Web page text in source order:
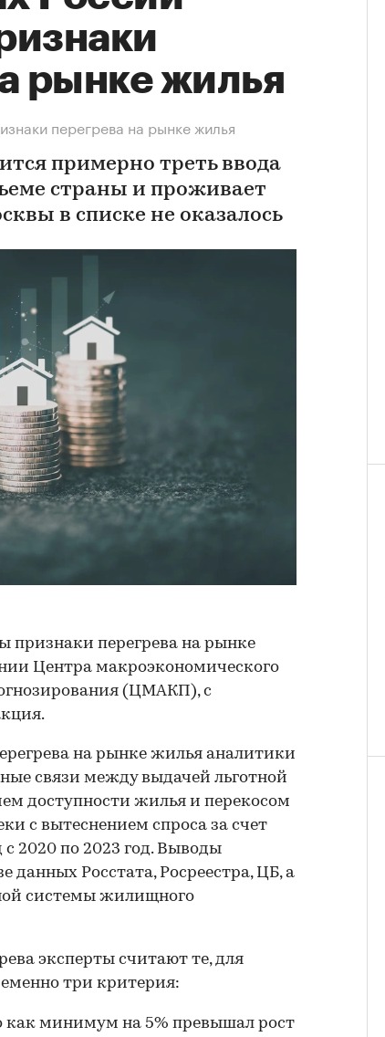
рынке жилья
перегрева на рынке жилья
примерно треть ввода
страны и проживает
в списке не оказалось
признаки перегрева на рынке
Центра макроэкономического
(ЦМАКП), с
на рынке жилья аналитики
связи между выдачей льготной
доступности жилья и перекосом
с вытеснением спроса за счет
с 2020 по 2023 год. Выводы
данных Росстата, Росреестра, ЦБ, а
системы жилищного
эксперты считают те, для
три критерия:
как минимум на 5% превышал рост